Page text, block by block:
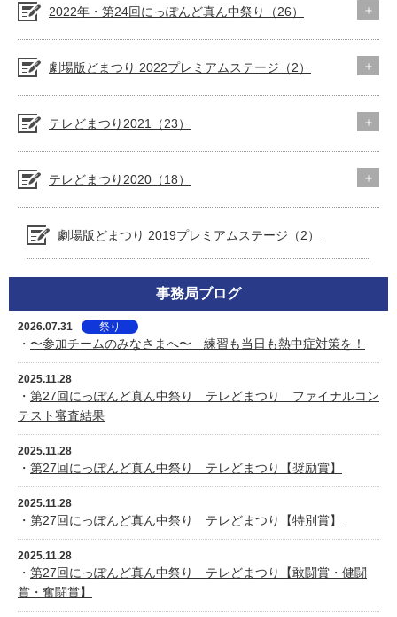
2022年・第24回にっぽんど真ん中祭り（26）
劇場版どまつり 2022プレミアムステージ（2）
テレどまつり2021（23）
テレどまつり2020（18）
劇場版どまつり 2019プレミアムステージ（2）
事務局ブログ
2026.07.31 祭り
・ 〜参加チームのみなさまへ〜 練習も当日も熱中症対策を！
2025.11.28
・ 第27回にっぽんど真ん中祭り テレどまつり ファイナルコン
テスト審査結果
2025.11.28
・ 第27回にっぽんど真ん中祭り テレどまつり【奨励賞】
2025.11.28
・ 第27回にっぽんど真ん中祭り テレどまつり【特別賞】
2025.11.28
・ 第27回にっぽんど真ん中祭り テレどまつり【敢闘賞・健闘
賞・奮闘賞】